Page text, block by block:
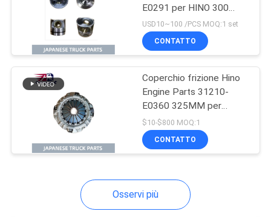
Isuzu Body Parts
E0291 per HINO 300
N04C Nuovo modello
OEM 13216-E0291
USD10~100 /PCS MOQ:1 set
CONTATTO
Coperchio frizione Hino
Engine Parts 31210-
E0360 325MM per
camion HINO 300
DUTRO N04C J05C
W06C
$10-$800 MOQ:1
CONTATTO
Osservi più